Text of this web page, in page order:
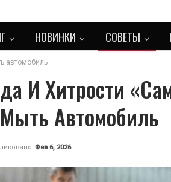
НОВИНКИ СОВЕТЫ
автомобиль
И Хитрости
Автомобиль
Фев 6, 2026